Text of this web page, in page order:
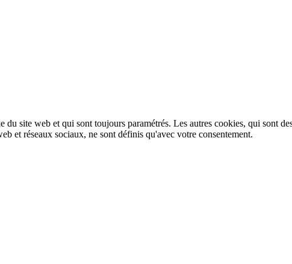
site web et qui sont toujours paramétrés. Les autres cookies, qui sont
et réseaux sociaux, ne sont définis qu'avec votre consentement.